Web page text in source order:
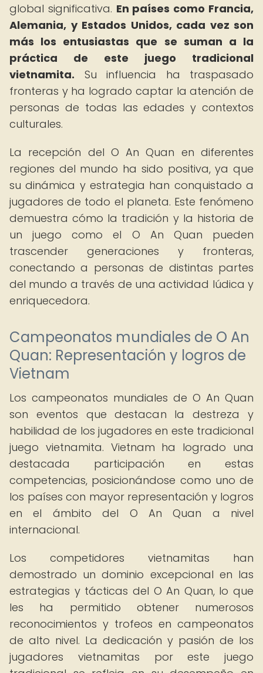
global significativa. En países como Francia,
Alemania, y Estados Unidos, cada vez son
más los entusiastas que se suman a la
práctica de este juego tradicional
vietnamita. Su influencia ha traspasado
fronteras y ha logrado captar la atención de
personas de todas las edades y contextos
culturales.
La recepción del O An Quan en diferentes
regiones del mundo ha sido positiva, ya que
su dinámica y estrategia han conquistado a
jugadores de todo el planeta. Este fenómeno
demuestra cómo la tradición y la historia de
un juego como el O An Quan pueden
trascender generaciones y fronteras,
conectando a personas de distintas partes
del mundo a través de una actividad lúdica y
enriquecedora.
Campeonatos mundiales de O An
Quan: Representación y logros de
Vietnam
Los campeonatos mundiales de O An Quan
son eventos que destacan la destreza y
habilidad de los jugadores en este tradicional
juego vietnamita. Vietnam ha logrado una
destacada participación en estas
competencias, posicionándose como uno de
los países con mayor representación y logros
en el ámbito del O An Quan a nivel
internacional.
Los competidores vietnamitas han
demostrado un dominio excepcional en las
estrategias y tácticas del O An Quan, lo que
les ha permitido obtener numerosos
reconocimientos y trofeos en campeonatos
de alto nivel. La dedicación y pasión de los
jugadores vietnamitas por este juego